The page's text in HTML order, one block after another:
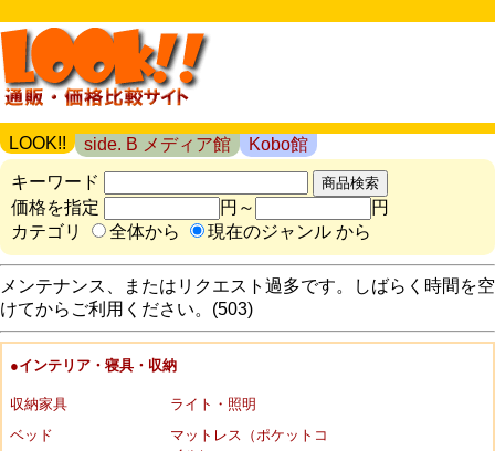
LOOK!! side. B メディア館
Kobo館
キーワード
価格を指定
円～
円
カテゴリ
全体から 現在のジャンル から
メンテナンス、またはリクエスト過多です。しばらく時間を空
けてからご利用ください。(503)
●インテリア・寝具・収納
収納家具
ライト・照明
ベッド
マットレス（ポケットコ